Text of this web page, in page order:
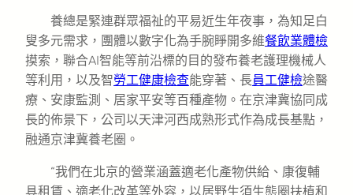
養總是緊連群眾福祉的平易近生年夜事，為知足白
叟多元需求，團體以數字化為手腕睜開多維餐飲業體檢
摸索，聯合AI智能等前沿標的目的發布養老護理機械人
等利用，以及智勞工健康檢查能穿著、長員工健檢途醫
療、安康監測、居家平安等百種產物。在京津冀協同成
長的佈景下，公司以天津河西成熟形式作為成長基點，
融通京津冀養老圈。
“我們在北京的營業涵蓋適老化產物供給、康復輔
具租賃、適老化改革等外容，以居野生須生態圈扶植和